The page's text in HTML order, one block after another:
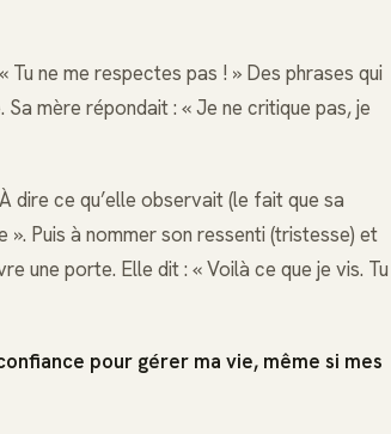
Tu ne me respectes pas ! » Des phrases qui
mère répondait : « Je ne critique pas, je
dire ce qu’elle observait (le fait que sa
Puis à nommer son ressenti (tristesse) et
une porte. Elle dit : « Voilà ce que je vis. Tu
pour gérer ma vie, même si mes